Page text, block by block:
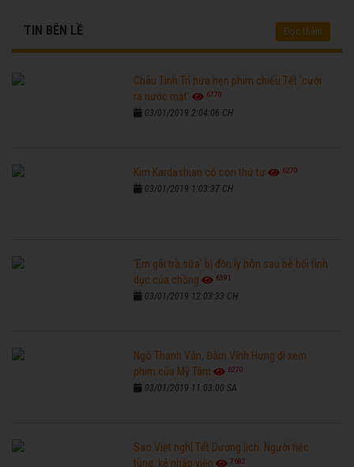
TIN BÊN LỀ Đọc thêm
Châu Tinh Trì hứa hẹn phim chiếu Tết 'cười
ra nước mắt'
6770
03/01/2019 2:04:06 CH
Kim Kardashian có con thứ tư 6270
03/01/2019 1:03:37 CH
'Em gái trà sữa' bị đồn ly hôn sau bê bối tình
dục của chồng
6591
03/01/2019 12:03:33 CH
Ngô Thanh Vân, Đàm Vĩnh Hưng đi xem
phim của Mỹ Tâm
6270
03/01/2019 11:03:00 SA
Sao Việt nghỉ Tết Dương lịch: Người tiệc
tùng, kẻ nhập viện
7682